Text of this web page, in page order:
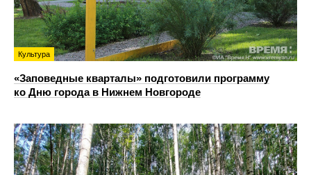
Культура
«Заповедные кварталы» подготовили программу
ко Дню города в Нижнем Новгороде